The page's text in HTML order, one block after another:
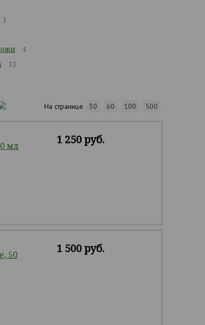
1
4
13
На странице 30 60 100 500
мл 1 250 руб.
50
1 500 руб.